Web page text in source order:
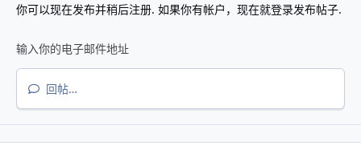
你可以现在发布并稍后注册. 如果你有帐户， 现在就登录发布帖子.
回帖…